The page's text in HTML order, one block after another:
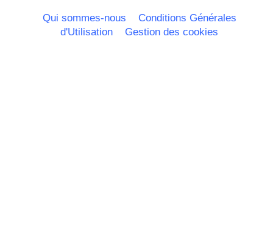
Poitou Charentes
Principauté de Monaco
Provence Alpes Cote d'Azur -
Qui sommes-nous
Conditions Générales
d'Utilisation
Gestion des cookies